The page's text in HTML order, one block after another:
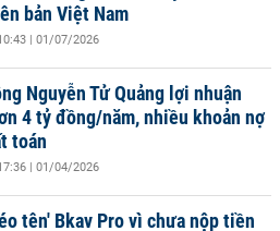
bản Việt Nam
| 01/07/2026
Nguyễn Tử Quảng lợi nhuận
4 tỷ đồng/năm, nhiều khoản nợ
toán
| 01/04/2026
tên' Bkav Pro vì chưa nộp tiền